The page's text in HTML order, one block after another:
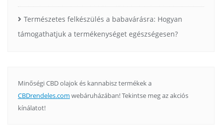
Természetes felkészülés a babavárásra: Hogyan
támogathatjuk a termékenységet egészségesen?
Minőségi CBD olajok és kannabisz termékek a
CBDrendeles.com webáruházában! Tekintse meg az akciós
kínálatot!